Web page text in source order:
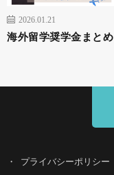
2026.01.21
海外留学奨学金まとめ
プライバシーポリシー